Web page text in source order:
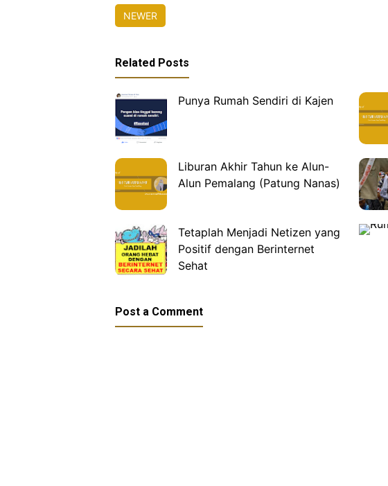
NEWER
Related Posts
Punya Rumah Sendiri di Kajen
Liburan Akhir Tahun ke Alun-
Alun Pemalang (Patung Nanas)
Tetaplah Menjadi Netizen yang
Positif dengan Berinternet
Sehat
Post a Comment